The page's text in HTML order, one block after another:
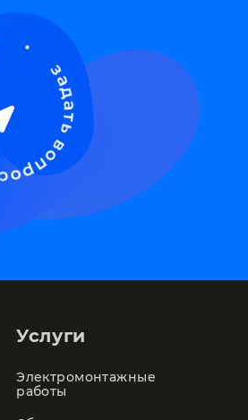
Услуги
Электромонтажные
работы